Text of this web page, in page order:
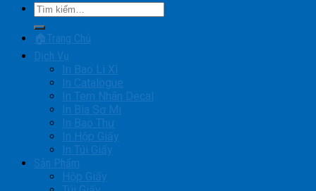
Tìm
kiếm:
🏠Trang Chủ
Dịch Vụ
In Bao Lì Xì
In Catalogue
In Tem Nhãn Decal
In Bìa Sơ Mi
In Bao Thư
In Hộp Giấy
In Túi Giấy
Sản Phẩm
Hộp Giấy